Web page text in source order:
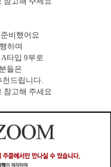
비했어요
하며
타입 9부로
들은
드립니다.
참고해 주세요